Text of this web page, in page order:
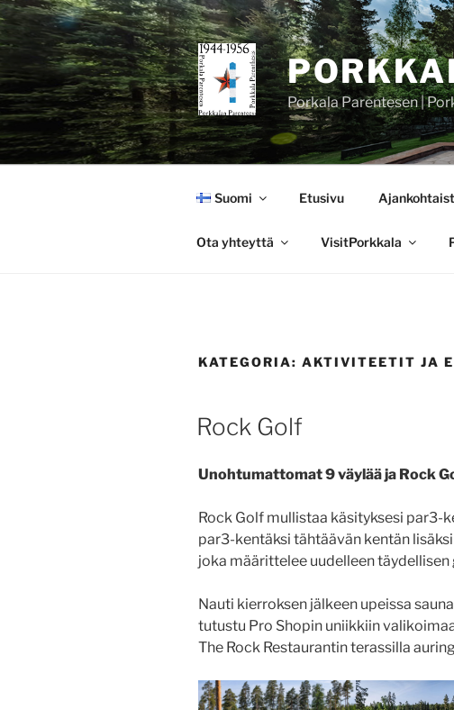
Siirry
sisältöön
Porkala Parentesen |
Suomi Etusivu
Ota yhteyttä VisitPorkkala
KATEGORIA: AKTIVITEETIT JA
JULKAISTU
Rock Golf
Unohtumattomat 9 väylää ja Rock
Rock Golf mullistaa käsityksesi par3-
par3-kentäksi tähtäävän kentän
joka määrittelee uudelleen
Nauti kierroksen jälkeen upeissa
tutustu Pro Shopin uniikkiin
The Rock Restaurantin terassilla